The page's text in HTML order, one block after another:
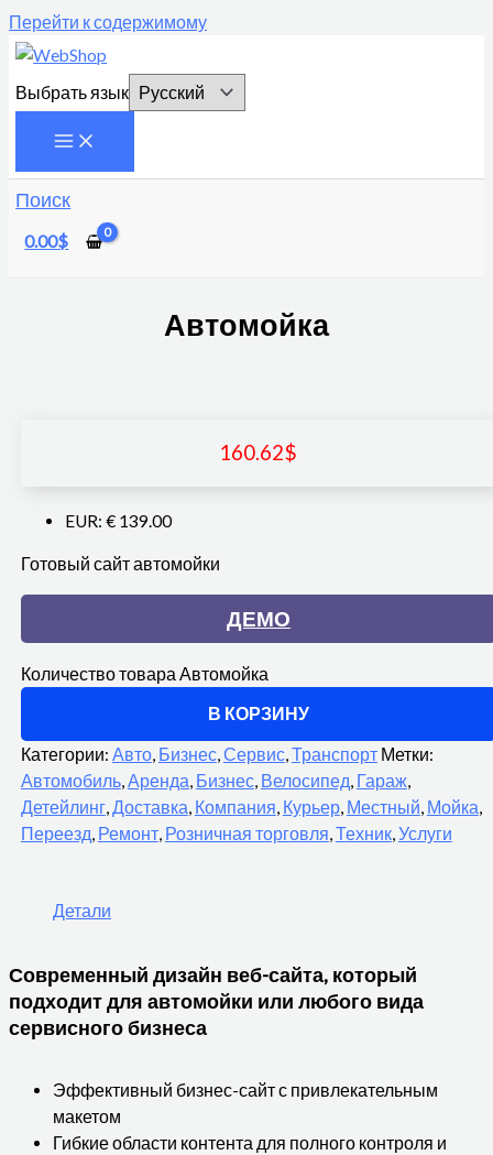
Перейти к содержимому
Выбрать язык
Поиск
0.00$
Автомойка
160.62$
EUR: € 139.00
Готовый сайт автомойки
ДЕМО
Количество товара Автомойка
В КОРЗИНУ
Категории: Авто, Бизнес,Сервис,Транспорт Метки:
Автомобиль,Аренда, Бизнес, Велосипед, Гараж,
Детейлинг,Доставка, Компания, Курьер, Местный, Мойка,
Переезд, Ремонт, Розничная торговля,Техник,Услуги
Детали
Современный дизайн веб-сайта, который
подходит для автомойки или любого вида
сервисного бизнеса
Эффективный бизнес-сайт с привлекательным
макетом
Гибкие области контента для полного контроля и